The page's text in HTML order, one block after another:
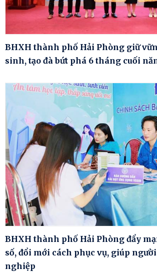
BHXH thành phố Hải Phòng giữ
sinh, tạo đà bứt phá 6 tháng cuối
BHXH thành phố Hải Phòng đẩy
số, đổi mới cách phục vụ, giúp
nghiệp